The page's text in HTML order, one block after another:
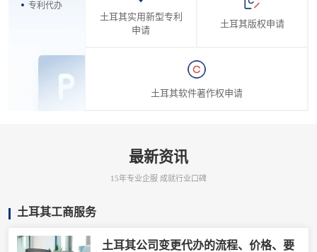
专利代办
土耳其实用新型专利
申请
土耳其版权申请
土耳其软件著作权申请
最新资讯
15年专业企服 成就行业口碑
土耳其工商服务
土耳其公司变更代办的流程、价格、要